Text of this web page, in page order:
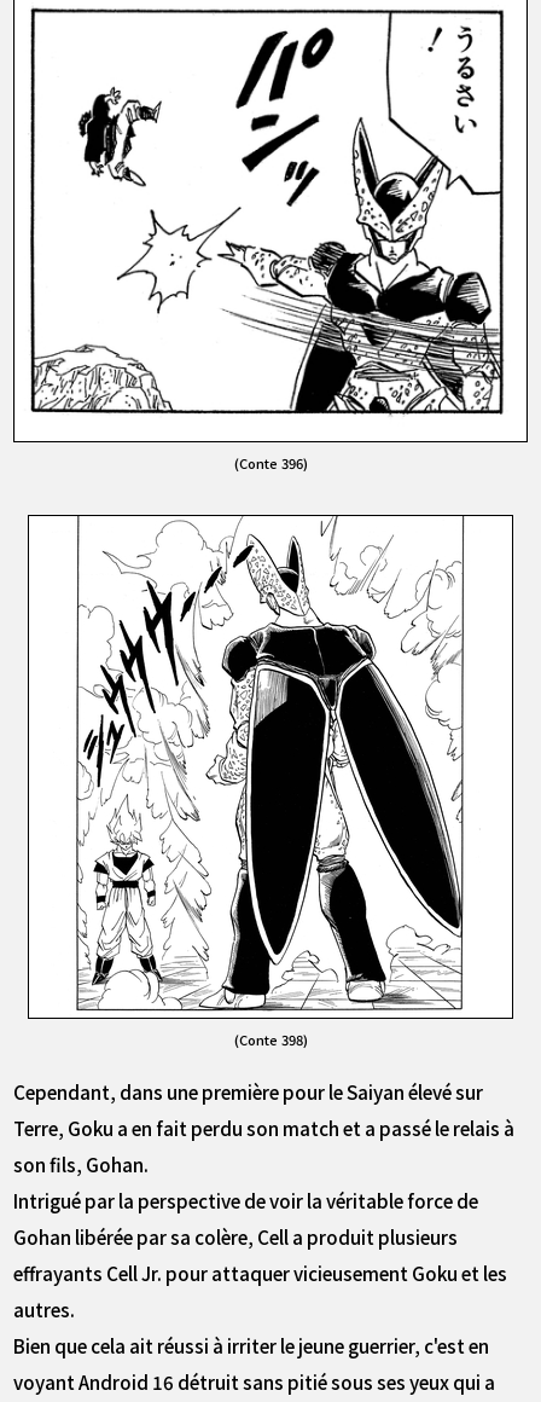
(Conte 396)
(Conte 398)
Cependant, dans une première pour le Saiyan élevé sur
Terre, Goku a en fait perdu son match et a passé le relais à
son fils, Gohan.
Intrigué par la perspective de voir la véritable force de
Gohan libérée par sa colère, Cell a produit plusieurs
effrayants Cell Jr. pour attaquer vicieusement Goku et les
autres.
Bien que cela ait réussi à irriter le jeune guerrier, c'est en
voyant Android 16 détruit sans pitié sous ses yeux qui a